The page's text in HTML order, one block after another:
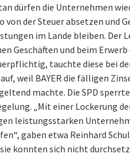
dürfen die Unternehmen
der Steuer absetzen und
im Lande bleiben. Der
Geschäften und beim Erwerb
tauchte diese bei
weil BAYER die fälligen
machte. Die SPD
„Mit einer Lockerung
leistungsstarken
gaben etwa Reinhard
konnten sich nicht